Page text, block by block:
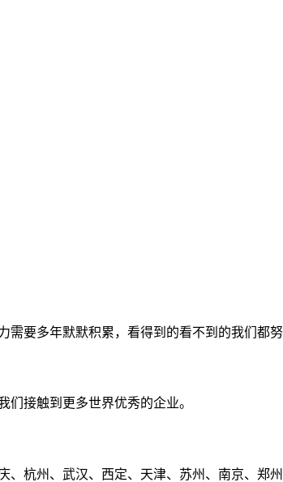
要多年默默积累，看得到的看不到的我们都努
们接触到更多世界优秀的企业。
、杭州、武汉、西定、天津、苏州、南京、郑